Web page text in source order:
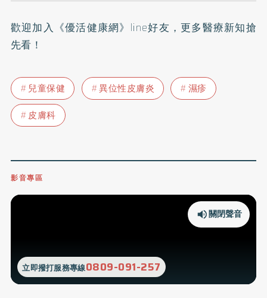
歡迎加入 《優活健康網》line好友 ，更多醫療新知搶
先看！
兒童保健 異位性皮膚炎
濕疹
皮膚科
影音專區
立即撥打服務專線0809-091-257
關閉聲音